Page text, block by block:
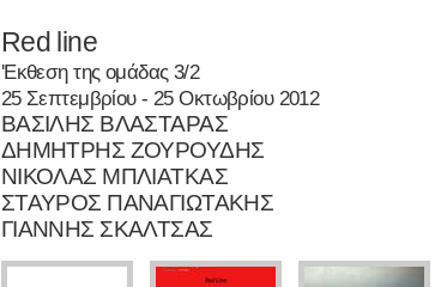
Red line
'Εκθεση της ομάδας 3/2
25 Σεπτεμβρίου - 25 Οκτωβρίου 2012
ΒΑΣΙΛΗΣ ΒΛΑΣΤΑΡΑΣ
ΔΗΜΗΤΡΗΣ ΖΟΥΡΟΥΔΗΣ
ΝΙΚΟΛΑΣ ΜΠΛΙΑΤΚΑΣ
ΣΤΑΥΡΟΣ ΠΑΝΑΓΙΩΤΑΚΗΣ
ΓΙΑΝΝΗΣ ΣΚΑΛΤΣΑΣ